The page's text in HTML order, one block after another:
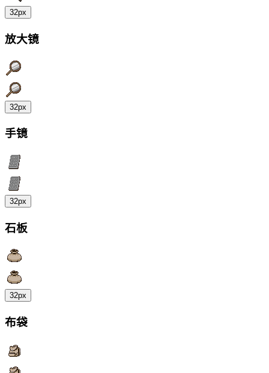
32px
放大镜
32px
手镜
32px
石板
32px
布袋